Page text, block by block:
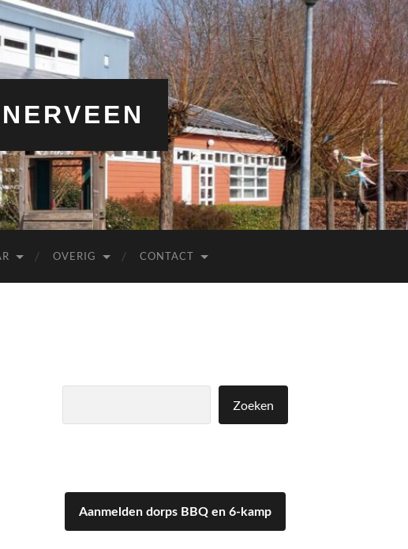
OVERIG CONTACT
Zoeken
Aanmelden dorps BBQ en 6-kamp